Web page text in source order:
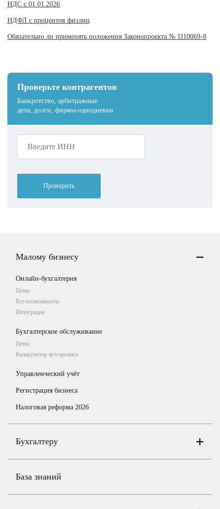
Проверьте контрагентов
Банкротство, арбитражные
дела, долги, фирмы-однодневки
Проверить
НДС с 01.01.2026
НДФЛ с процентов физлиц
Обязательно ли применять положения Законопроекта № 1110069-8
Малому бизнесу
Онлайн-бухгалтерия
Цены
Все возможности
Интеграции
Бухгалтерское обслуживание
Цены
Калькулятор аутсорсинга
Управленческий учёт
Регистрация бизнеса
Налоговая реформа 2026
Бухгалтеру
Цены
Бюро
База знаний